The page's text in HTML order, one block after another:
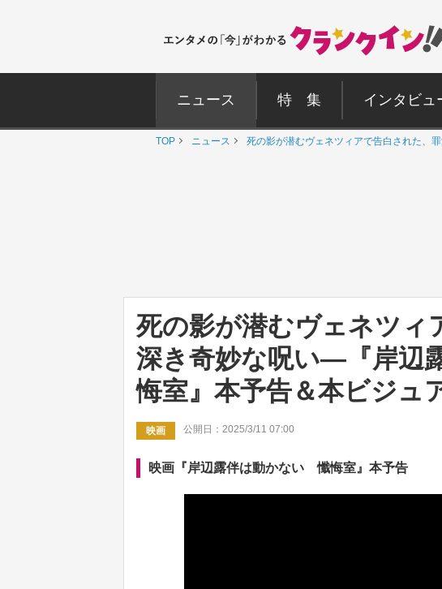
ニュース 特 集 インタビュ
TOP ニュース 死の影が潜むヴェネツィアで告白された、
死の影が潜むヴェネツィ
深き奇妙な呪い―『岸辺
悔室』本予告＆本ビジュ
映画 公開日：2025/3/11 07:00
映画『岸辺露伴は動かない 懺悔室』本予告